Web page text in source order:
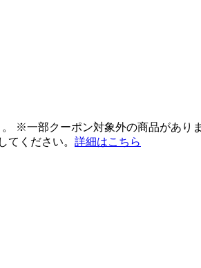
※一部クーポン対象外の商品があ
てください。 詳細はこちら